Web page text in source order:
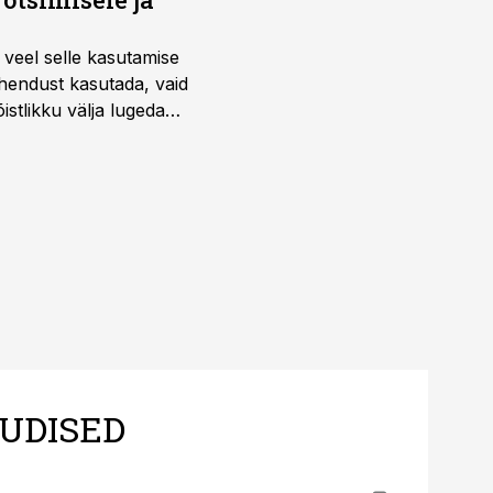
selle kasutamise
kasutada, vaid
välja lugeda